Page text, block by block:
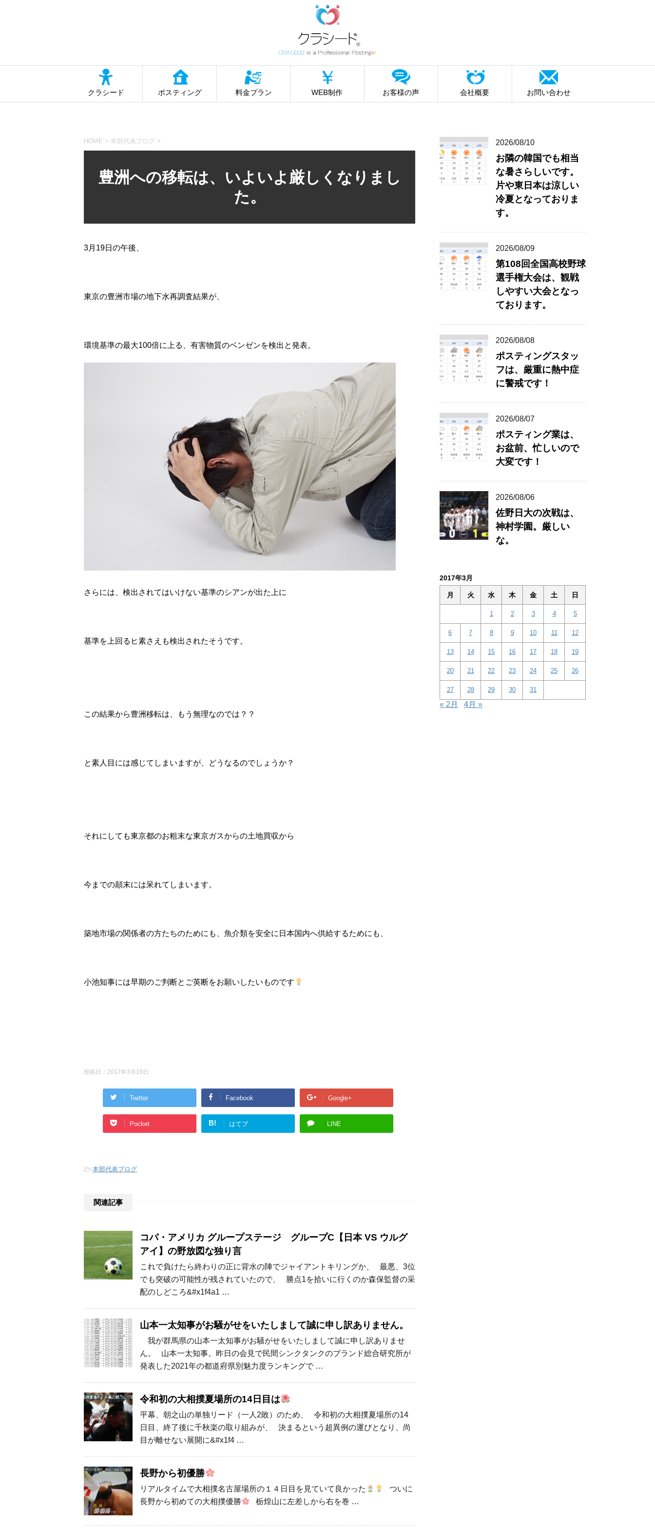
クラシード ポスティング 料金プラン WEB制作 お客様の声 会社概要 お問い合わせ
HOME > 本部代表ブログ >
豊洲への移転は、いよいよ厳しくなりまし
た。
3月19日の午後、
東京の豊洲市場の地下水再調査結果が、
環境基準の最大100倍に上る、有害物質のベンゼンを検出と発表。
さらには、検出されてはいけない基準のシアンが出た上に
基準を上回るヒ素さえも検出されたそうです。
この結果から豊洲移転は、もう無理なのでは？？
と素人目には感じてしまいますが、どうなるのでしょうか？
それにしても東京都のお粗末な東京ガスからの土地買収から
今までの顛末には呆れてしまいます。
築地市場の関係者の方たちのためにも、魚介類を安全に日本国内へ供給するためにも、
小池知事には早期のご判断とご英断をお願いしたいものです
投稿日： 2017年3月19日
Twitter Facebook Google+
Pocket B! はてブ LINE
-本部代表ブログ
関連記事
コパ・アメリカ グループステージ グループC【日本 VS ウルグ
アイ】の野放図な独り言
これで負けたら終わりの正に背水の陣でジャイアントキリングか、 最悪、3位
でも突破の可能性が残されていたので、 勝点1を拾いに行くのか森保監督の采
配のしどころ&#x1f4a1 …
山本一太知事がお騒がせをいたしまして誠に申し訳ありません。
我が群馬県の山本一太知事がお騒がせをいたしまして誠に申し訳ありませ
ん。 山本一太知事。昨日の会見で民間シンクタンクのブランド総合研究所が
発表した2021年の都道府県別魅力度ランキングで …
令和初の大相撲夏場所の14日目は
平幕、朝之山の単独リード（一人2敗）のため、 令和初の大相撲夏場所の14
日目、終了後に千秋楽の取り組みが、 決まるという超異例の運びとなり、尚
目が離せない展開に&#x1f4 …
長野から初優勝
リアルタイムで大相撲名古屋場所の１４日目を見ていて良かった
ついに
長野から初めての大相撲優勝
栃煌山に左差しから右を巻 …
2026/08/10
お隣の韓国でも相当
な暑さらしいです。
片や東日本は涼しい
冷夏となっておりま
す。
2026/08/09
第108回全国高校野球
選手権大会は、観戦
しやすい大会となっ
ております。
2026/08/08
ポスティングスタッ
フは、厳重に熱中症
に警戒です！
2026/08/07
ポスティング業は、
お盆前、忙しいので
大変です！
2026/08/06
佐野日大の次戦は、
神村学園。厳しい
な。
2017年3月
月 火 水 木 金 土 日
1 2 3 4 5
6 7 8 9 10 11 12
13 14 15 16 17 18 19
20 21 22 23 24 25 26
27 28 29 30 31
« 2月 4月 »